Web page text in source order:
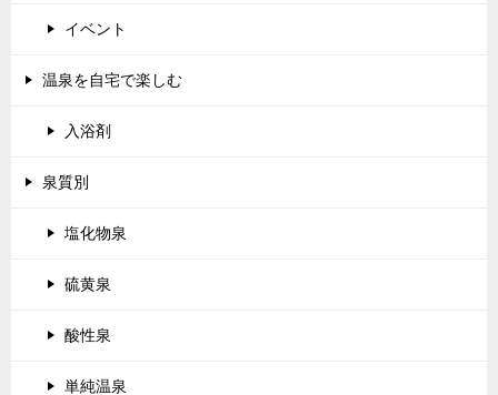
イベント
温泉を自宅で楽しむ
入浴剤
泉質別
塩化物泉
硫黄泉
酸性泉
単純温泉